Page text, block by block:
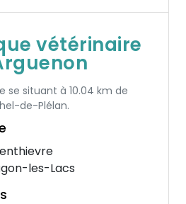
vétérinaire
se situant à 10.04 km de
de-Plélan.
les-Lacs